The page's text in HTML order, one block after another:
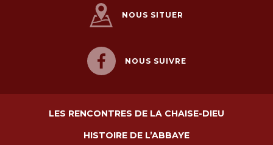
NOUS SITUER
NOUS SUIVRE
LES RENCONTRES DE LA CHAISE-DIEU
HISTOIRE DE L’ABBAYE